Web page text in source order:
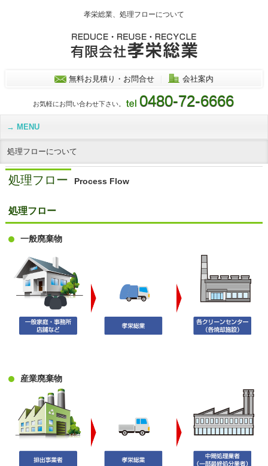
孝栄総業、処理フローについて
無料お見積り・お問合せ 会社案内
お気軽にお問い合わせ下さい。 0480-72-6666
MENU
処理フローについて
処理フロー Process Flow
処理フロー
一般廃棄物
産業廃棄物